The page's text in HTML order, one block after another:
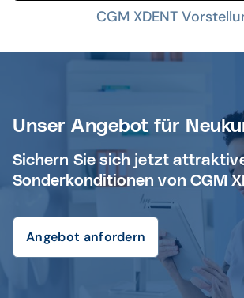
CGM XDENT
Unser Angebot für
Sichern Sie sich jetzt
Sonderkonditionen von CGM
Angebot anfordern